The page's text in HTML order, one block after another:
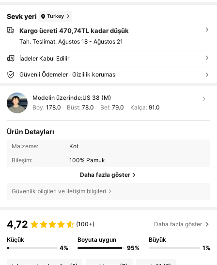
Sevk yeri Turkey
Kargo ücreti 470,74TL kadar düşük
Tah. Teslimat: Ağustos 18 - Ağustos 21
İadeler Kabul Edilir
Güvenli Ödemeler · Gizlilik koruması
Modelin üzerinde:US 38 (M)
Boy: 178.0 Büst:78.0 Bel: 79.0 Kalça: 91.0
Ürün Detayları
Malzeme:
Kot
Bileşim:
100% Pamuk
Daha fazla göster
Güvenlik bilgileri ve iletişim bilgileri
4,72 (100+) Daha fazla göster
Küçük
4%
Boyuta uygun
95%
Büyük
1%